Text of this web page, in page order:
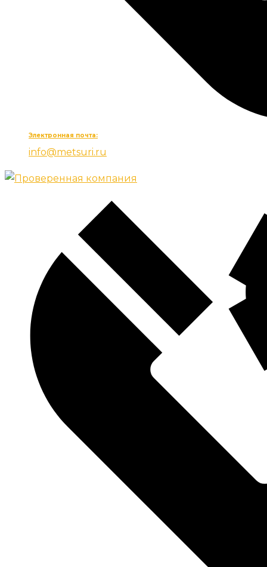
Электронная почта:
info@metsuri.ru